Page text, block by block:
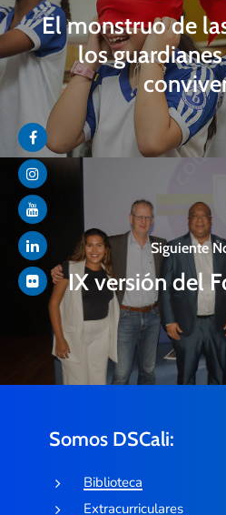
El monstruo de
los
Siguiente
IX versión del
Somos DSCali:
Biblioteca
Extracurriculares